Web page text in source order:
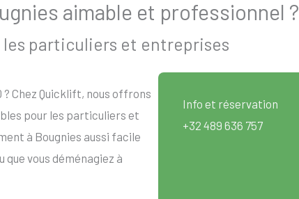
aimable et professionnel ?
particuliers et entreprises
Chez Quicklift, nous offrons
pour les particuliers et
à Bougnies aussi facile
que vous déménagiez à
Info et réservation
+32 489 636 757